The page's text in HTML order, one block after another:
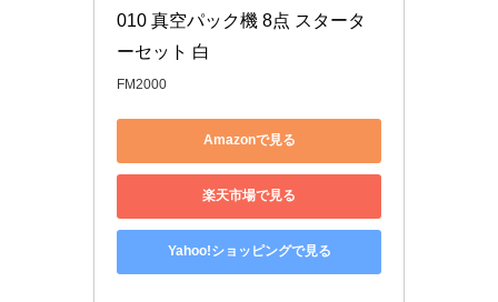
010 真空パック機 8点 スタータ
ーセット 白
FM2000
Amazonで見る
楽天市場で見る
Yahoo!ショッピングで見る